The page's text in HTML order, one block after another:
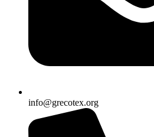
info@grecotex.org